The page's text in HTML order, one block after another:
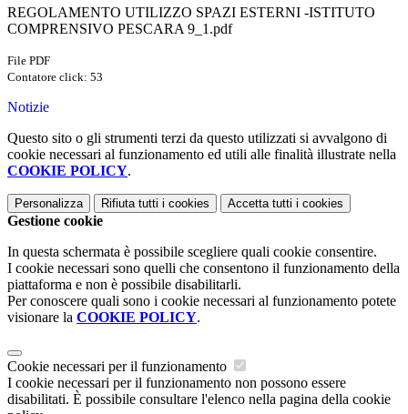
REGOLAMENTO UTILIZZO SPAZI ESTERNI -ISTITUTO
COMPRENSIVO PESCARA 9_1.pdf
File PDF
Contatore click: 53
Notizie
Questo sito o gli strumenti terzi da questo utilizzati si avvalgono di
cookie necessari al funzionamento ed utili alle finalità illustrate nella
COOKIE POLICY.
Personalizza Rifiuta tutti i cookies Accetta tutti i cookies
Gestione cookie
In questa schermata è possibile scegliere quali cookie consentire.
I cookie necessari sono quelli che consentono il funzionamento della
piattaforma e non è possibile disabilitarli.
Per conoscere quali sono i cookie necessari al funzionamento potete
visionare la COOKIE POLICY.
Cookie necessari per il funzionamento
I cookie necessari per il funzionamento non possono essere
disabilitati. È possibile consultare l'elenco nella pagina della cookie